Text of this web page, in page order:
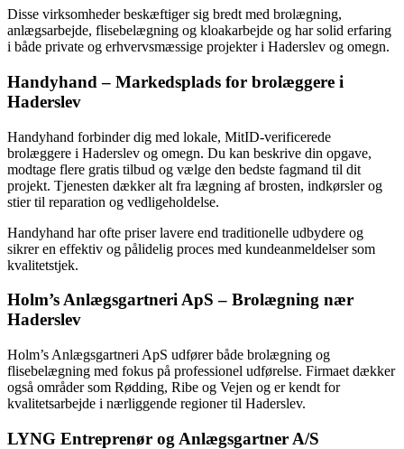
Disse virksomheder beskæftiger sig bredt med brolægning,
anlægsarbejde, flisebelægning og kloakarbejde og har solid erfaring
i både private og erhvervsmæssige projekter i Haderslev og omegn.
Handyhand – Markedsplads for brolæggere i
Haderslev
Handyhand forbinder dig med lokale, MitID-verificerede
brolæggere i Haderslev og omegn. Du kan beskrive din opgave,
modtage flere gratis tilbud og vælge den bedste fagmand til dit
projekt. Tjenesten dækker alt fra lægning af brosten, indkørsler og
stier til reparation og vedligeholdelse.
Handyhand har ofte priser lavere end traditionelle udbydere og
sikrer en effektiv og pålidelig proces med kundeanmeldelser som
kvalitetstjek.
Holm’s Anlægsgartneri ApS – Brolægning nær
Haderslev
Holm’s Anlægsgartneri ApS udfører både brolægning og
flisebelægning med fokus på professionel udførelse. Firmaet dækker
også områder som Rødding, Ribe og Vejen og er kendt for
kvalitetsarbejde i nærliggende regioner til Haderslev.
LYNG Entreprenør og Anlægsgartner A/S